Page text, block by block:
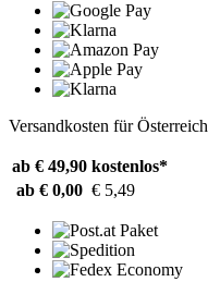
Versandkosten für Österreich
ab € 49,90 kostenlos*
ab € 0,00 € 5,49